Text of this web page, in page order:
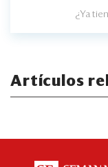
¿Ya
Artículos